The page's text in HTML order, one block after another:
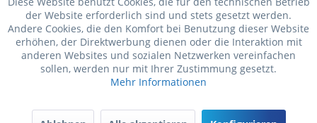
der Website erforderlich sind und stets gesetzt werden.
Andere Cookies, die den Komfort bei Benutzung dieser Website
erhöhen, der Direktwerbung dienen oder die Interaktion mit
anderen Websites und sozialen Netzwerken vereinfachen
sollen, werden nur mit Ihrer Zustimmung gesetzt.
Mehr Informationen